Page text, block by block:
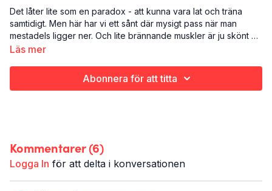
Det låter lite som en paradox - att kunna vara lat och träna
samtidigt. Men här har vi ett sånt där mysigt pass när man
mestadels ligger ner. Och lite brännande muskler är ju skönt på
ett annat sätt.
Läs mer
Abonnera för att titta
Kommentarer (6)
Logga In för att delta i konversationen